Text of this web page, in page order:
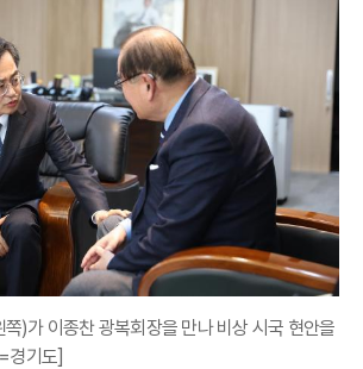
)가 이종찬 광복회장을 만나 비상 시국 현안을
경기도]